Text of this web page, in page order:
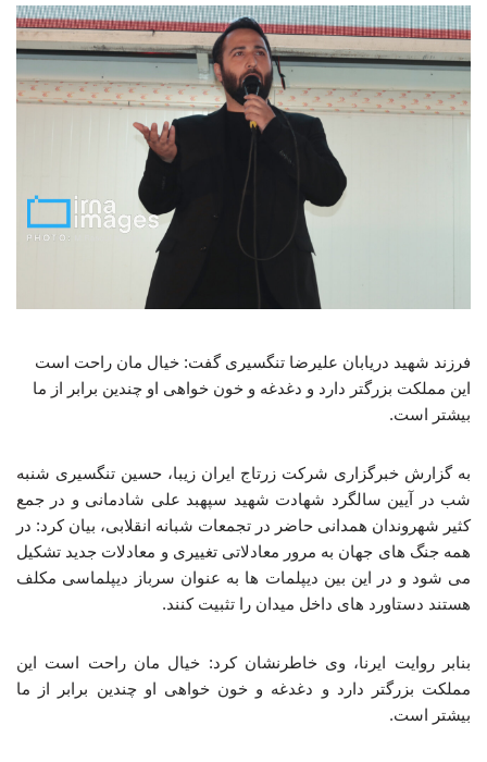
فرزند شهید دریابان علیرضا تنگسیری گفت: خیال مان راحت است
این مملکت بزرگتر دارد و دغدغه و خون خواهی او چندین برابر از ما
بیشتر است.
به گزارش خبرگزاری شرکت زرتاج ایران زیبا، حسین تنگسیری شنبه
شب در آیین سالگرد شهادت شهید سپهبد علی شادمانی و در جمع
کثیر شهروندان همدانی حاضر در تجمعات شبانه انقلابی، بیان کرد: در
همه جنگ های جهان به مرور معادلاتی تغییری و معادلات جدید تشکیل
می شود و در این بین دیپلمات ها به عنوان سرباز دیپلماسی مکلف
هستند دستاورد های داخل میدان را تثبیت کنند.
بنابر روایت ایرنا، وی خاطرنشان کرد: خیال مان راحت است این
مملکت بزرگتر دارد و دغدغه و خون خواهی او چندین برابر از ما
بیشتر است.